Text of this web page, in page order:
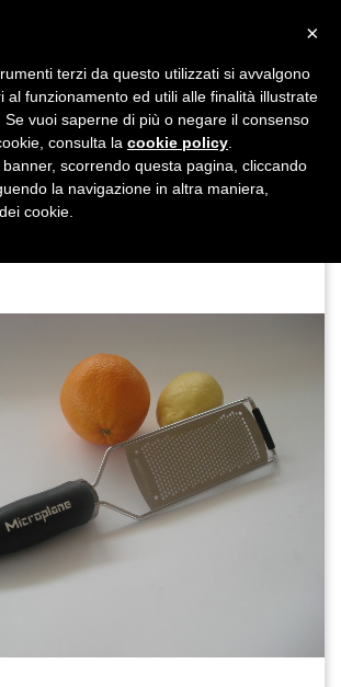
shopping_cart

E UE
×
terzi da questo utilizzati si avvalgono
al funzionamento ed utili alle finalità illustrate
Se vuoi saperne di più o negare il consenso
consulta la cookie policy
scorrendo questa pagina, cliccando
la navigazione in altra maniera,
cookie.